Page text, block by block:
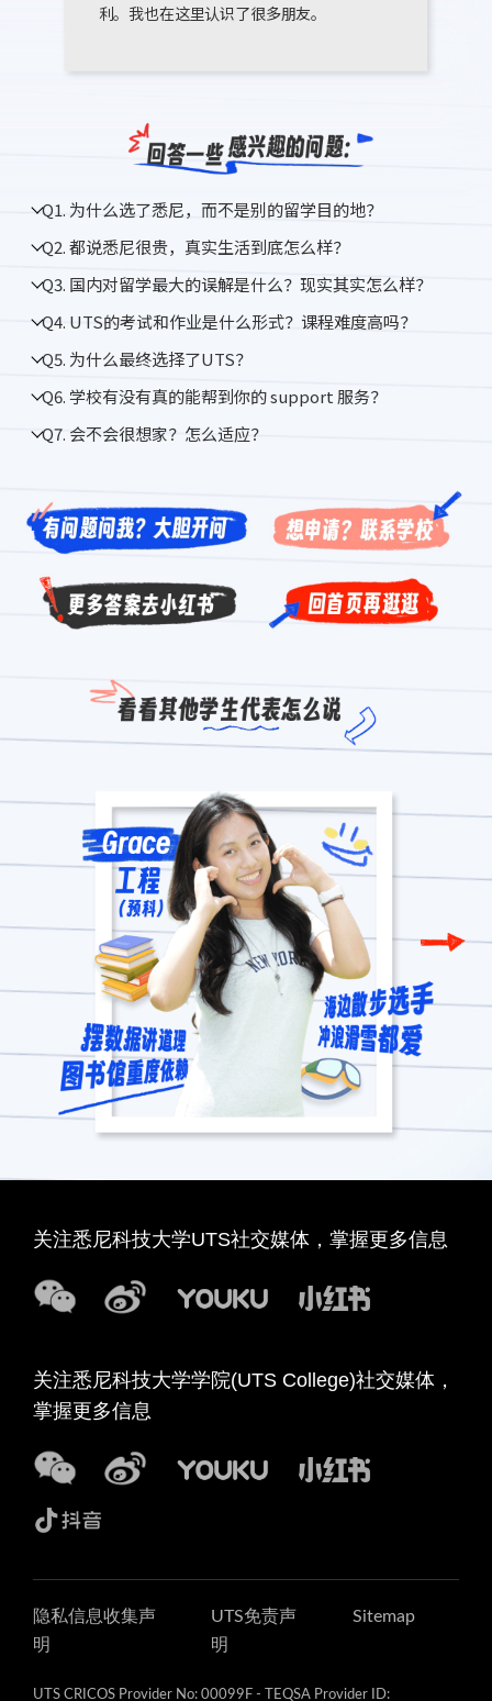
利。我也在这里认识了很多朋友。
Q1. 为什么选了悉尼，而不是别的留学目的地？
Q2. 都说悉尼很贵，真实生活到底怎么样？
Q3. 国内对留学最大的误解是什么？现实其实怎么样？
Q4. UTS的考试和作业是什么形式？课程难度高吗？
Q5. 为什么最终选择了UTS？
Q6. 学校有没有真的能帮到你的 support 服务？
Q7. 会不会很想家？怎么适应？
关注悉尼科技大学UTS社交媒体，掌握更多信息
关注悉尼科技大学学院(UTS College)社交媒体，
掌握更多信息
隐私信息收集声
明
UTS免责声
明
Sitemap
UTS CRICOS Provider No: 00099F - TEQSA Provider ID: